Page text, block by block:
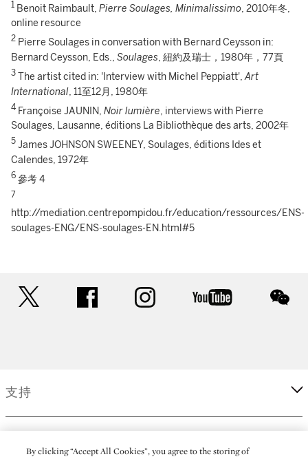
1 Benoit Raimbault, Pierre Soulages, Minimalissimo , 2010年冬,
online resource
2 Pierre Soulages in conversation with Bernard Ceysson in:
Bernard Ceysson, Eds., Soulages, 紐約及瑞士，1980年，77頁
3 The artist cited in: 'Interview with Michel Peppiatt',Art
International, 11至12月, 1980年
4Françoise JAUNIN, Noir lumière , interviews with Pierre
Soulages, Lausanne, éditions La Bibliothèque des arts, 2002年
5 James JOHNSON SWEENEY, Soulages, éditions Ides et
Calendes, 1972年
6 參考 4
7
http://mediation.centrepompidou.fr/education/ressources/ENS-
soulages-ENG/ENS-soulages-EN.html#5
facebook instagram youtube
支持
By clicking “Accept All Cookies”, you agree to the storing of